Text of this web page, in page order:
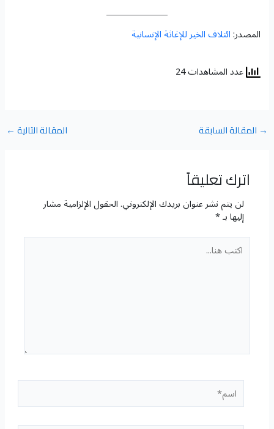
المصدر:ائتلاف الخير للإغاثة الإنسانية
عدد المشاهدات 24
→ المقالة السابقة المقالة التالية ←
اترك تعليقاً
لن يتم نشر عنوان بريدك الإلكتروني.الحقول الإلزامية مشار
إليها بـ*
اكتب
هنا...
اسم*